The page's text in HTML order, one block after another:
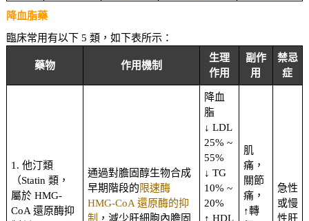
降血脂藥
臨床常用有以下 5 類，如下表所示：
藥物 作用機制
生理
作用
副作
用
禁忌
症
1. 他汀類
（Statin 類，
屬於 HMG-
CoA 還原酶抑
通過對膽固醇生物合成
早期階段的 限速酶
HMG-CoA 還原酶的抑
制 ，減少肝細胞內膽固
降血
脂
↓ LDL
25% ~
55%
↓ TG
10% ~
20%
↑ HDL
肌
痛，
關節
痛，
↑轉
急性
或慢
性肝